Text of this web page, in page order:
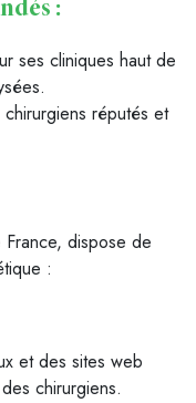
:
ses cliniques haut de
chirurgiens réputés et
dispose de
:
et des sites web
chirurgiens.